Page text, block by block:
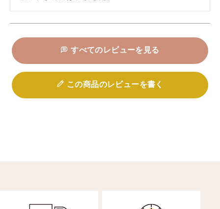
すべてのレビューを見る
この商品のレビューを書く